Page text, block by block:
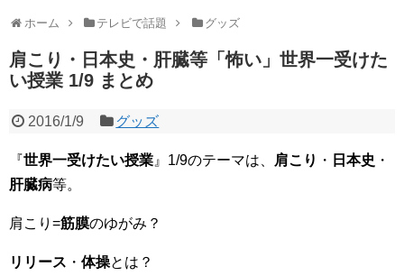
ホーム テレビで話題 グッズ
肩こり・日本史・肝臓等「怖い」世界一受けた
い授業 1/9 まとめ
2016/1/9 グッズ
『世界一受けたい授業 』1/9のテーマは、 肩こり ・ 日本史 ・
肝臓病等。
肩こり=筋膜のゆがみ？
リリース ・ 体操とは？